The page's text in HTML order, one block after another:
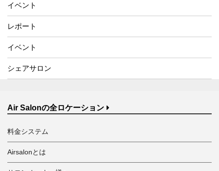
イベント
レポート
イベント
シェアサロン
Air Salonの全ロケーション
料金システム
Airsalonとは